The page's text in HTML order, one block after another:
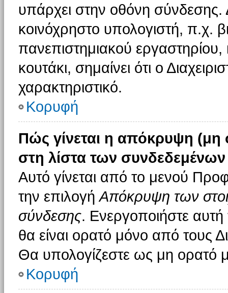
υπάρχει στην οθόνη σύνδεσης.
κοινόχρηστο υπολογιστή, π.χ.
πανεπιστημιακού
κουτάκι, σημαίνει ότι ο
χαρακτηριστικό.
Κορυφή
Πώς γίνεται η απόκρυψη
στη λίστα των
Αυτό γίνεται από το μενού
την επιλογήΑπόκρυψη των
σύνδεσης. Ενεργοποιήστε
θα είναι ορατό μόνο από τους
Θα υπολογίζεστε ως μη ορατό
Κορυφή